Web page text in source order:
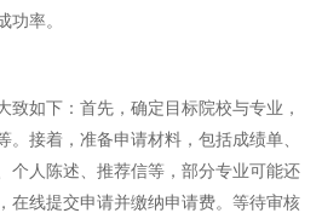
功率。
致如下：首先，确定目标院校与专业，
。接着，准备申请材料，包括成绩单、
个人陈述、推荐信等，部分专业可能还
在线提交申请并缴纳申请费。等待审核